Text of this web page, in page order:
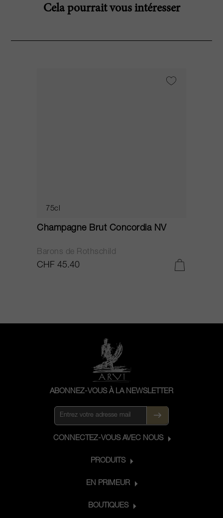
Cela pourrait vous intéresser
75cl
Champagne Brut Concordia NV
Barons de Rothschild
CHF 45.40
ABONNEZ-VOUS À LA NEWSLETTER
CONNECTEZ-VOUS AVEC NOUS
PRODUITS
EN PRIMEUR
BOUTIQUES